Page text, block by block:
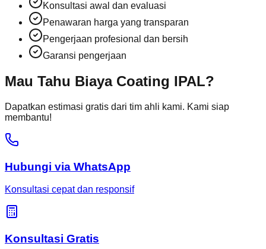
Konsultasi awal dan evaluasi
Penawaran harga yang transparan
Pengerjaan profesional dan bersih
Garansi pengerjaan
Mau Tahu Biaya Coating IPAL?
Dapatkan estimasi gratis dari tim ahli kami. Kami siap
membantu!
Hubungi via WhatsApp
Konsultasi cepat dan responsif
Konsultasi Gratis